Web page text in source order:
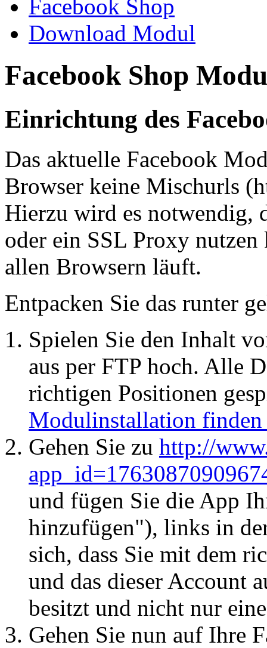
Facebook Shop
Download Modul
Facebook Shop
Einrichtung des
Das aktuelle Facebook
Browser keine Mischurls
Hierzu wird es notwendig,
oder ein SSL Proxy
allen Browsern läuft.
Entpacken Sie das runter
Spielen Sie den Inhalt
aus per FTP hoch. Alle
richtigen Positionen
Modulinstallation finden
Gehen Sie zu http://
und fügen Sie die App
hinzufügen"), links in
sich, dass Sie mit dem
und das dieser Account
besitzt und nicht nur
Gehen Sie nun auf Ihre